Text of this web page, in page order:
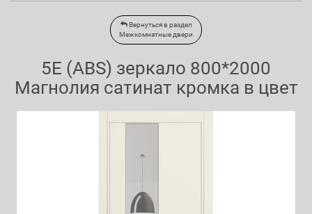
Вернуться в раздел
Межкомнатные двери
5E (ABS) зеркало 800*2000
Магнолия сатинат кромка в цвет